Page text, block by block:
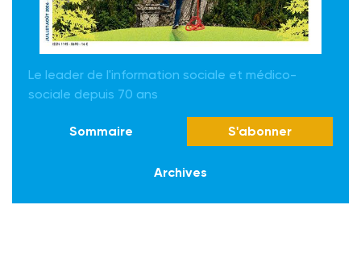
Le leader de l'information sociale et médico-
sociale depuis 70 ans
Sommaire S'abonner
Archives